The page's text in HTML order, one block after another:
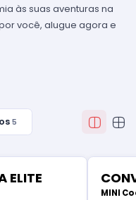
às suas aventuras na
você, alugue agora e
5
ELITE
MINI